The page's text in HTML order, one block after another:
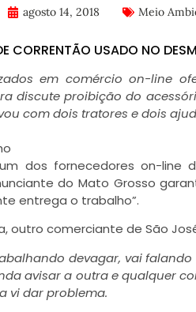
agosto 14, 2018 Meio
CORRENTÃO USADO NO
em comércio on-line
discute proibição do
com dois tratores e dois
dos fornecedores on-line
do Mato Grosso
entrega o trabalho”.
outro comerciante de São
devagar, vai
avisar a outra e qualquer
vi dar problema.